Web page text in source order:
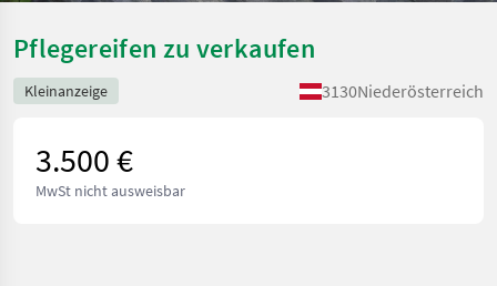
Pflegereifen zu verkaufen
Kleinanzeige 3130Niederösterreich
3.500 €
MwSt nicht ausweisbar